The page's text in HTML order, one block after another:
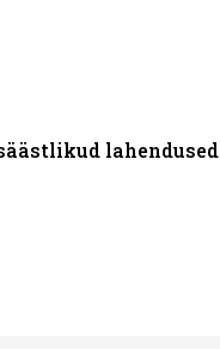
lahendused